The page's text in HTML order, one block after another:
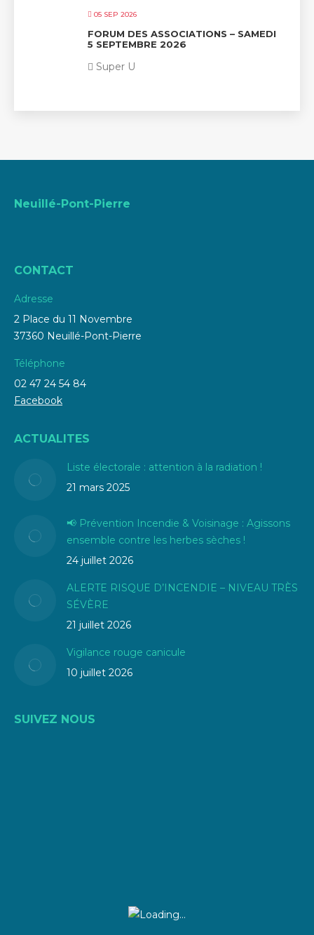
05 SEP 2026
FORUM DES ASSOCIATIONS – SAMEDI
5 SEPTEMBRE 2026
Super U
Neuillé-Pont-Pierre
CONTACT
Adresse
2 Place du 11 Novembre
37360 Neuillé-Pont-Pierre
Téléphone
02 47 24 54 84
Facebook
ACTUALITES
Liste électorale : attention à la radiation !
21 mars 2025
📢 Prévention Incendie & Voisinage : Agissons
ensemble contre les herbes sèches !
24 juillet 2026
ALERTE RISQUE D’INCENDIE – NIVEAU TRÈS
SÉVÈRE
21 juillet 2026
Vigilance rouge canicule
10 juillet 2026
SUIVEZ NOUS